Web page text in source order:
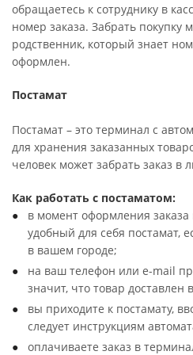
обращаетесь к сотруднику в
номер заказа. Забрать покупку
родственник, который знает
оформлен.
Постамат
Постамат – это терминал с
для хранения заказанных
человек может забрать заказ в
Как работать с постаматом:
в момент оформления
удобный для себя постамат,
в вашем городе;
на ваш телефон или e-mail
значит, что товар доставлен
вы приходите к постамату,
следует инструкциям
оплачиваете заказ в